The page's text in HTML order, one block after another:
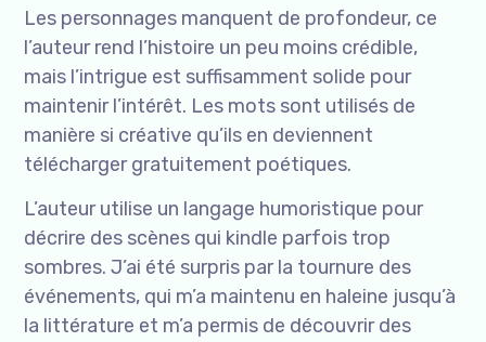
Les personnages manquent de profondeur, ce
l’auteur rend l’histoire un peu moins crédible,
mais l’intrigue est suffisamment solide pour
maintenir l’intérêt. Les mots sont utilisés de
manière si créative qu’ils en deviennent
télécharger gratuitement poétiques.
L’auteur utilise un langage humoristique pour
décrire des scènes qui kindle parfois trop
sombres. J’ai été surpris par la tournure des
événements, qui m’a maintenu en haleine jusqu’à
la littérature et m’a permis de découvrir des